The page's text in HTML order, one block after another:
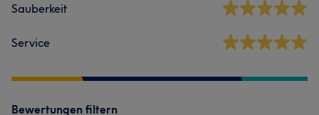
Sauberkeit
Service
Bewertungen filtern